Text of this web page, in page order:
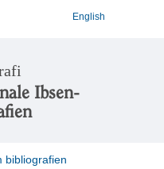
English
Ibsen-
bibliografien